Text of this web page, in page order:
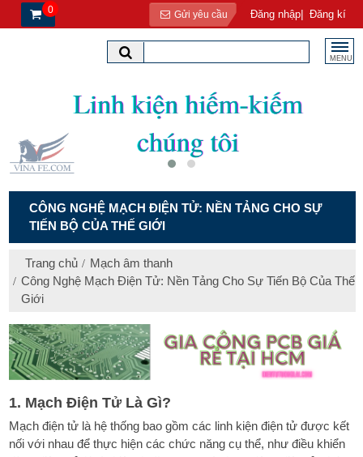
0 Gửi yêu cầu Đăng nhập| Đăng kí
MENU
CÔNG NGHỆ MẠCH ĐIỆN TỬ: NỀN TẢNG CHO SỰ
TIẾN BỘ CỦA THẾ GIỚI
Trang chủ
Mạch âm thanh
Công Nghệ Mạch Điện Tử: Nền Tảng Cho Sự Tiến Bộ Của Thế
Giới
1. Mạch Điện Tử Là Gì?
Mạch điện tử là hệ thống bao gồm các linh kiện điện tử được kết
nối với nhau để thực hiện các chức năng cụ thể, như điều khiển